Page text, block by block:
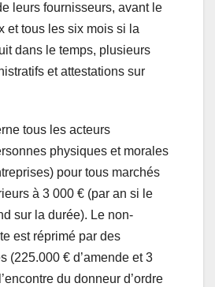
leurs fournisseurs, avant le
et tous les six mois si la
dans le temps, plusieurs
et attestations sur
tous les acteurs
physiques et morales
pour tous marchés
à 3 000 € (par an si le
sur la durée). Le non-
est réprimé par des
(225.000 € d’amende et 3
du donneur d’ordre